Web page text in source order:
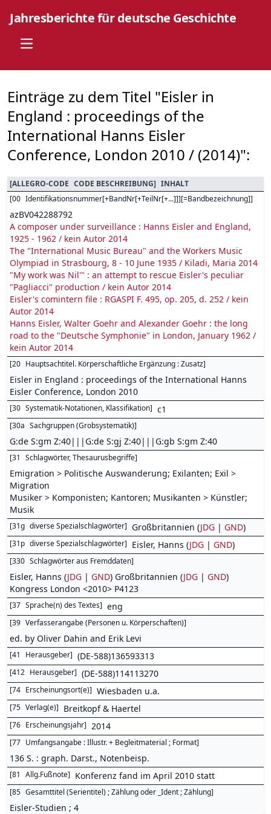
Jahresberichte für deutsche Geschichte
Open main menu
Einträge zu dem Titel "Eisler in
England : proceedings of the
International Hanns Eisler
Conference, London 2010 / (2014)":
[ALLEGRO-CODE CODE BESCHREIBUNG] INHALT
[00 Identifikationsnummer[+BandNr[+TeilNr[+...]]][=Bandbezeichnung]]
azBV042288792
A composer under surveillance : Hanns Eisler and England,
1925 - 1962 / kein Autor 2014
The "International Music Bureau" and the Workers Music
Olympiad in Strasbourg, 8 - 10 June 1935 / Kiladi, Maria 2014
"My work was Nil'" : an attempt to rescue Eisler's peculiar
"Pagliacci" production / kein Autor 2014
Eisler's comintern file : RGASPI F. 495, op. 205, d. 252 / kein
Autor 2014
Hanns Eisler, Walter Goehr and Alexander Goehr : the long
road to the "Deutsche Symphonie" in London, January 1962 /
kein Autor 2014
[20 Hauptsachtitel. Körperschaftliche Ergänzung : Zusatz]
Eisler in England : proceedings of the International Hanns
Eisler Conference, London 2010
[30 Systematik-Notationen, Klassifikation] c1
[30a Sachgruppen (Grobsystematik)]
G:de S:gm Z:40|||G:de S:gj Z:40|||G:gb S:gm Z:40
[31 Schlagwörter, Thesaurusbegriffe]
Emigration > Politische Auswanderung; Exilanten; Exil >
Migration
Musiker > Komponisten; Kantoren; Musikanten > Künstler;
Musik
[31g diverse Spezialschlagwörter] Großbritannien (JDG | GND)
[31p diverse Spezialschlagwörter] Eisler, Hanns (JDG | GND)
[330 Schlagwörter aus Fremddaten]
Eisler, Hanns (JDG | GND) Großbritannien (JDG | GND)
Kongress London <2010> P4123
[37 Sprache(n) des Textes] eng
[39 Verfasserangabe (Personen u. Körperschaften)]
ed. by Oliver Dahin and Erik Levi
[41 Herausgeber] (DE-588)136593313
[412 Herausgeber] (DE-588)114113270
[74 Erscheinungsort(e)] Wiesbaden u.a.
[75 Verlag(e)] Breitkopf & Haertel
[76 Erscheinungsjahr] 2014
[77 Umfangsangabe : Illustr. + Begleitmaterial ; Format]
136 S. : graph. Darst., Notenbeisp.
[81 Allg.Fußnote] Konferenz fand im April 2010 statt
[85 Gesamttitel (Serientitel) ; Zählung oder _Ident ; Zählung]
Eisler-Studien ; 4